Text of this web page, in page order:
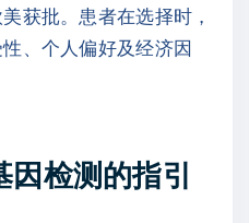
获批。患者在选择时，
、个人偏好及经济因
因检测的指引